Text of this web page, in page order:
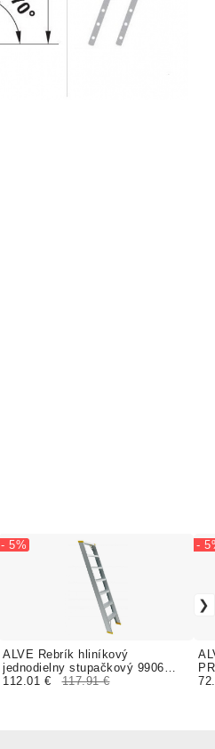
ALVE Rebrík hliníkový
jednodielny stupačkový 9906
PROFI PLUS FORTE
- 5%
112.01 € 117.91 €
-